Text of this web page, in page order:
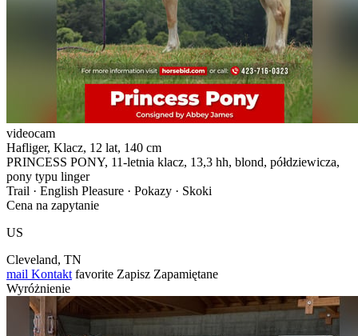
videocam
Hafliger, Klacz, 12 lat, 140 cm
PRINCESS PONY, 11-letnia klacz, 13,3 hh, blond, półdziewicza,
pony typu linger
Trail · English Pleasure · Pokazy · Skoki
Cena na zapytanie
US
Cleveland, TN
mail Kontakt favorite Zapisz Zapamiętane
Wyróżnienie